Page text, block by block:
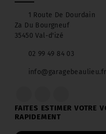
1 Route De Dourdain
Za Du Bourgneuf
35450 Val-d'izé
02 99 49 84 03
info@garagebeaulieu.fr
FAITES ESTIMER VOTRE
RAPIDEMENT